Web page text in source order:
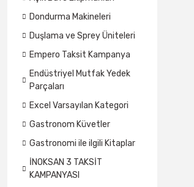
Dondurma Makineleri
Duşlama ve Sprey Üniteleri
Empero Taksit Kampanya
Endüstriyel Mutfak Yedek
Parçaları
Excel Varsayılan Kategori
Gastronom Küvetler
Gastronomi ile ilgili Kitaplar
İNOKSAN 3 TAKSİT
KAMPANYASI